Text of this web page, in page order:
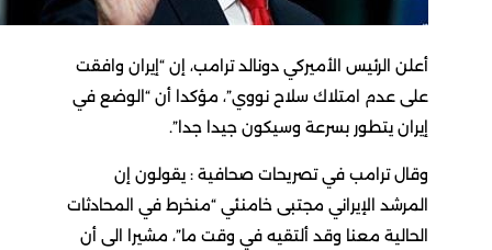
أعلن الرئيس الأميركي دونالد ترامب، إن “إيران وافقت
على عدم امتلاك سلاح نووي”، مؤكدا أن “الوضع في
إيران يتطور بسرعة وسيكون جيدا جدا”.
وقال ترامب في تصريحات صحافية : يقولون إن
المرشد الإيراني مجتبى خامنئي “منخرط في المحادثات
الحالية معنا وقد ألتقيه في وقت ما”، مشيرا الى أن